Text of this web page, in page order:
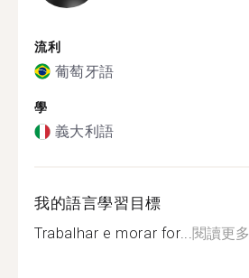
流利
葡萄牙語
學
義大利語
我的語言學習目標
Trabalhar e morar for...閱讀更多